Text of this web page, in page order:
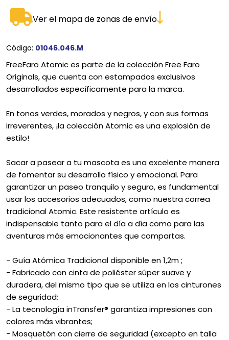
Ver el mapa de zonas de envío
Código: 01046.046.M
FreeFaro Atomic es parte de la colección Free Faro
Originals, que cuenta con estampados exclusivos
desarrollados específicamente para la marca.
En tonos verdes, morados y negros, y con sus formas
irreverentes, ¡la colección Atomic es una explosión de
estilo!
Sacar a pasear a tu mascota es una excelente manera
de fomentar su desarrollo físico y emocional. Para
garantizar un paseo tranquilo y seguro, es fundamental
usar los accesorios adecuados, como nuestra correa
tradicional Atomic. Este resistente artículo es
indispensable tanto para el día a día como para las
aventuras más emocionantes que compartas.
- Guía Atómica Tradicional disponible en 1,2m ;
- Fabricado con cinta de poliéster súper suave y
duradera, del mismo tipo que se utiliza en los cinturones
de seguridad;
- La tecnología inTransfer® garantiza impresiones con
colores más vibrantes;
- Mosquetón con cierre de seguridad (excepto en talla